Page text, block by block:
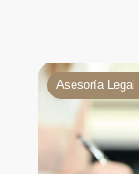
Asesoría Legal